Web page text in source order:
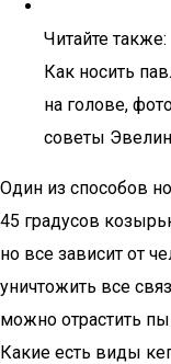
Читайте также:
Как носить
на голове,
советы
Один из способов
45 градусов
но все зависит от
уничтожить все
можно отрастить
Какие есть виды